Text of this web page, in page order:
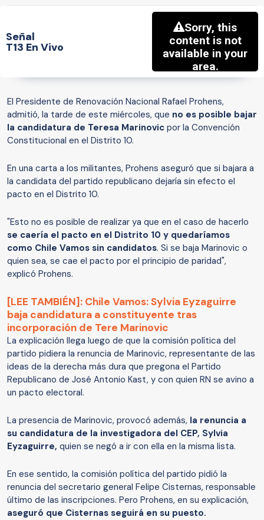
Señal
T13 En Vivo
El Presidente de Renovación Nacional Rafael Prohens,
admitió, la tarde de este miércoles, que no es posible bajar
la candidatura de Teresa Marinovic por la Convención
Constitucional en el Distrito 10.
En una carta a los militantes, Prohens aseguró que si bajara a
la candidata del partido republicano dejaría sin efecto el
pacto en el Distrito 10.
"Esto no es posible de realizar ya que en el caso de hacerlo
se caería el pacto en el Distrito 10 y quedaríamos
como Chile Vamos sin candidatos. Si se baja Marinovic o
quien sea, se cae el pacto por el principio de paridad",
explicó Prohens.
[LEE TAMBIÉN]: Chile Vamos: Sylvia Eyzaguirre
baja candidatura a constituyente tras
incorporación de Tere Marinovic
La explicación llega luego de que la comisión política del
partido pidiera la renuncia de Marinovic, representante de las
ideas de la derecha más dura que pregona el Partido
Republicano de José Antonio Kast, y con quien RN se avino a
un pacto electoral.
La presencia de Marinovic, provocó además, la renuncia a
su candidatura de la investigadora del CEP, Sylvia
Eyzaguirre, quien se negó a ir con ella en la misma lista.
En ese sentido, la comisión política del partido pidió la
renuncia del secretario general Felipe Cisternas, responsable
último de las inscripciones. Pero Prohens, en su explicación,
aseguró que Cisternas seguirá en su puesto.